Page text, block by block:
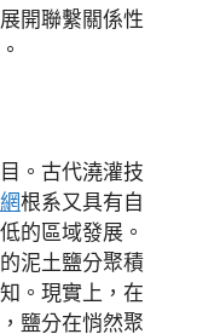
開聯繫關係性
。古代澆灌技
根系又具有自
的區域發展。
泥土鹽分聚積
。現實上，在
鹽分在悄然聚